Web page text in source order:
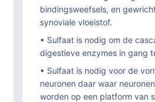
bindingsweefsels, en
synoviale vloeistof.
• Sulfaat is nodig om de
digestieve enzymes in gang
• Sulfaat is nodig voor de
neuronen daar waar
worden op een platform van